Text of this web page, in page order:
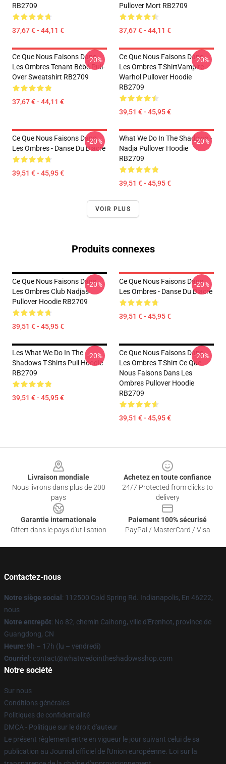
RB2709
37,67 € - 44,11 €
Pullover Mort RB2709
37,67 € - 44,11 €
Ce Que Nous Faisons Dans
Les Ombres Tenant Bébé Pull-
Over Sweatshirt RB2709
37,67 € - 44,11 €
-20%
Ce Que Nous Faisons Dans
Les Ombres T-ShirtVampire
Warhol Pullover Hoodie
RB2709
39,51 € - 45,95 €
-20%
Ce Que Nous Faisons Dans
Les Ombres - Danse Du Diacre
39,51 € - 45,95 €
-20%
What We Do In The Shadows -
Nadja Pullover Hoodie
RB2709
39,51 € - 45,95 €
-20%
VOIR PLUS
Produits connexes
Ce Que Nous Faisons Dans
Les Ombres Club Nadjas
Pullover Hoodie RB2709
39,51 € - 45,95 €
-20%
Ce Que Nous Faisons Dans
Les Ombres - Danse Du Diacre
39,51 € - 45,95 €
-20%
Les What We Do In The
Shadows T-Shirts Pull Hoodie
RB2709
39,51 € - 45,95 €
-20%
Ce Que Nous Faisons Dans
Les Ombres T-Shirt Ce Que
Nous Faisons Dans Les
Ombres Pullover Hoodie
RB2709
39,51 € - 45,95 €
-20%
Livraison mondiale
Nous livrons dans plus de 200
pays
Achetez en toute confiance
24/7 Protected from clicks to
delivery
Garantie internationale
Offert dans le pays d'utilisation
Paiement 100% sécurisé
PayPal / MasterCard / Visa
Contactez-nous
Notre siège social : 112500 Cold Spring Rd. Indianapolis, En 46222,
nous
Notre entrepôt: No 82, chemin Caihong, ville d'Erenhot, province de
Guangdong, CN
Heure: 9h – 17h (lu – vendredi)
Courriel : contact@whatwedointheshadowsshop.com
Notre société
Sur nous
Conditions générales
Politiques de confidentialité
DMCA - Politique sur le droit d'auteur
Le présent règlement entre en vigueur le jour suivant celui de sa
publication au Journal officiel de l'Union européenne. Loi sur la